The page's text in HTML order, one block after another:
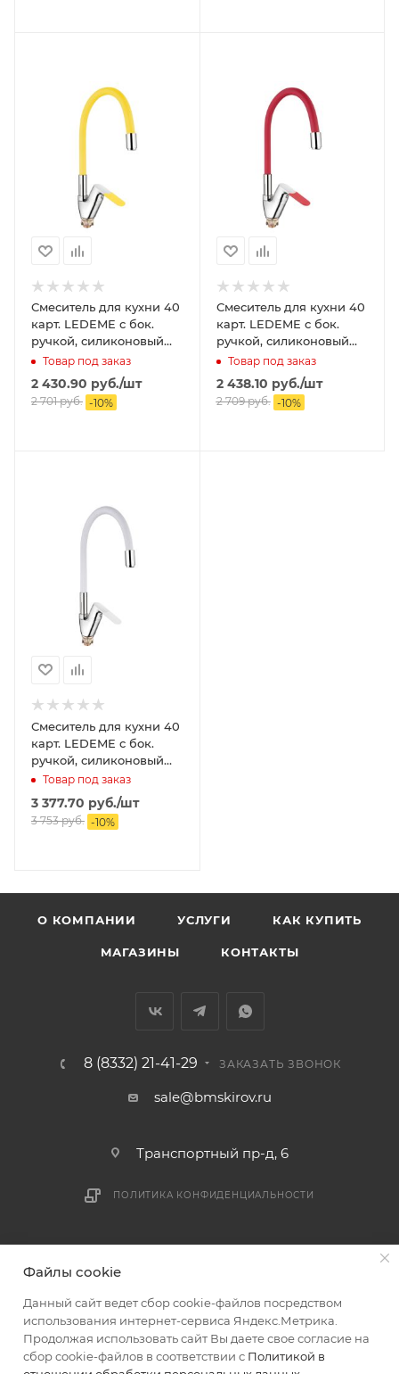
Смеситель для кухни 40
карт. LEDEME с бок.
ручкой, силиконовый
излив, желтый
Товар под заказ
2 430.90 руб./шт
2 701руб. -10%
Смеситель для кухни 40
карт. LEDEME с бок.
ручкой, силиконовый
излив, красный
Товар под заказ
2 438.10 руб./шт
2 709руб. -10%
Смеситель для кухни 40
карт. LEDEME с бок.
ручкой, силиконовый
излив, белый
Товар под заказ
3 377.70 руб./шт
3 753руб. -10%
О КОМПАНИИ УСЛУГИ КАК КУПИТЬ
МАГАЗИНЫ КОНТАКТЫ
8 (8332) 21-41-29 ЗАКАЗАТЬ ЗВОНОК
sale@bmskirov.ru
Транспортный пр-д, 6
ПОЛИТИКА КОНФИДЕНЦИАЛЬНОСТИ
Файлы cookie
Данный сайт ведет сбор cookie-файлов посредством
использования интернет-сервиса Яндекс.Метрика.
Продолжая использовать сайт Вы даете свое согласие на
сбор cookie-файлов в соответствии с Политикой в